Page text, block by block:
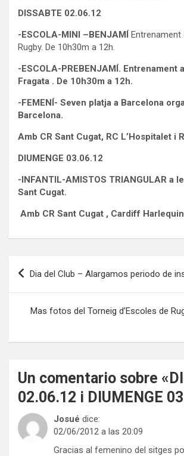
DISSABTE 02.06.12
-ESCOLA-MINI –BENJAMÍ Entrenament
Rugby. De 10h30m a 12h.
-ESCOLA-PREBENJAMÍ. Entrenament
Fragata . De 10h30m a 12h.
-FEMENÍ- Seven platja a Barcelona
Barcelona.
Amb CR Sant Cugat, RC L’Hospitalet i
DIUMENGE 03.06.12
-INFANTIL-AMISTOS TRIANGULAR a
Sant Cugat.
Amb CR Sant Cugat , Cardiff
Navegación
entradas
Dia del Club – Alargamos periodo de
Mas fotos del Torneig d’Escoles de
Un comentario sobre «
02.06.12 i DIUMENGE
Josué dice:
02/06/2012 a las 20:09
Gracias al femenino del sitges